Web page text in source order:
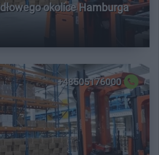
okolice Hamburga
+48505176000